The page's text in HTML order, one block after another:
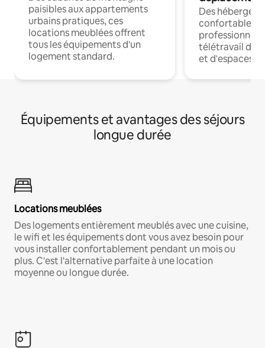
paisibles aux appartements
urbains pratiques, ces
locations meublées offrent
tous les équipements d'un
logement standard.
Des
confortables
professionnels
télétravail
et d'espaces
Équipements et avantages des séjours
longue durée
Locations meublées
Des logements entièrement meublés avec une cuisine,
le wifi et les équipements dont vous avez besoin pour
vous installer confortablement pendant un mois ou
plus. C'est l'alternative parfaite à une location
moyenne ou longue durée.